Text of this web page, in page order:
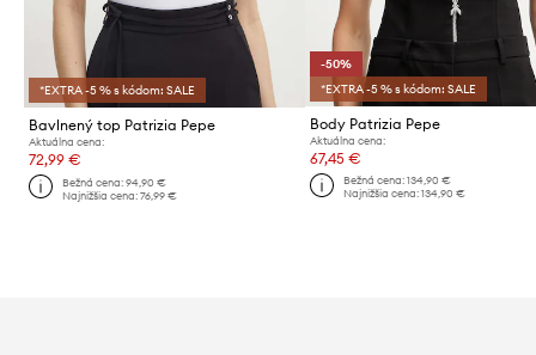
*EXTRA -5 % s kódom: SALE
Bavlnený top Patrizia Pepe
Aktuálna cena:
72,99 €
Bežná cena:94,90 €
Najnižšia cena:76,99 €
-50%
*EXTRA -5 % s kódom: SALE
Body Patrizia Pepe
Aktuálna cena:
67,45 €
Bežná cena: 134,90 €
Najnižšia cena: 134,90 €